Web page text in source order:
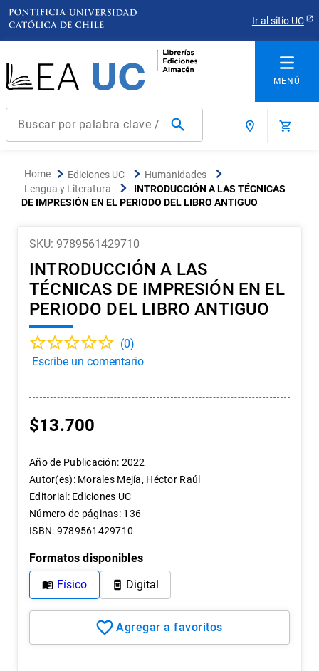
Ir al sitio UC
Buscar por palabra clave / título / autor / producto / ISBN
. derecho
2. educacion
arquitectura
historia república chile
historia chile
historia
psicología
Ediciones UC
Humanidades
Lengua y Literatura
INTRODUCCIÓN A LAS TÉCNICAS
DE IMPRESIÓN EN EL PERIODO DEL LIBRO ANTIGUO
SKU: 9789561429710
INTRODUCCIÓN A LAS
TÉCNICAS DE IMPRESIÓN EN EL
PERIODO DEL LIBRO ANTIGUO
(0)
$13.700
Año de Publicación: 2022
Autor(es): Morales Mejía, Héctor Raúl
Editorial: Ediciones UC
Número de páginas: 136
ISBN: 9789561429710
Formatos disponibles
Físico
Digital